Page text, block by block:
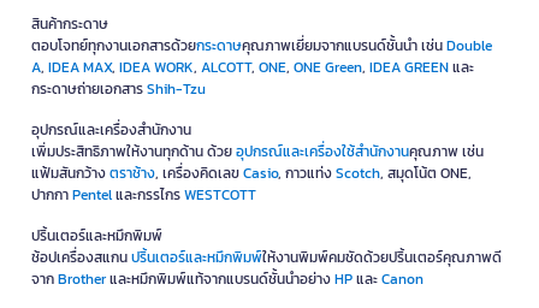
สินค้ากระดาษ
ตอบโจทย์ทุกงานเอกสารด้วยกระดาษคุณภาพเยี่ยมจากแบรนด์ชั้นนำ เช่นDouble
A, IDEA MAX, IDEA WORK, ALCOTT, ONE, ONE Green, IDEA GREENและ
กระดาษถ่ายเอกสารShih-Tzu
อุปกรณ์และเครื่องสำนักงาน
เพิ่มประสิทธิภาพให้งานทุกด้าน ด้วยอุปกรณ์และเครื่องใช้สำนักงานคุณภาพ เช่น
แฟ้มสันกว้างตราช้าง, เครื่องคิดเลขCasio, กาวแท่งScotch, สมุดโน้ต ONE,
ปากกาPentelและกรรไกรWESTCOTT
ปริ้นเตอร์และหมึกพิมพ์
ช้อปเครื่องสแกนปริ้นเตอร์และหมึกพิมพ์ให้งานพิมพ์คมชัดด้วยปริ้นเตอร์คุณภาพดี
จากBrotherและหมึกพิมพ์แท้จากแบรนด์ชั้นนำอย่างHPและCanon